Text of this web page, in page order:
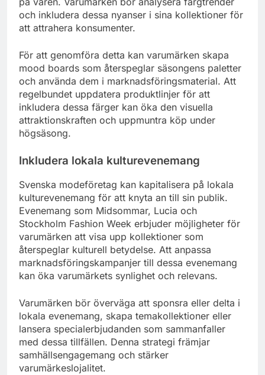
och inkludera dessa nyanser i sina kollektioner för
att attrahera konsumenter.
För att genomföra detta kan varumärken skapa
mood boards som återspeglar säsongens paletter
och använda dem i marknadsföringsmaterial. Att
regelbundet uppdatera produktlinjer för att
inkludera dessa färger kan öka den visuella
attraktionskraften och uppmuntra köp under
högsäsong.
Inkludera lokala kulturevenemang
Svenska modeföretag kan kapitalisera på lokala
kulturevenemang för att knyta an till sin publik.
Evenemang som Midsommar, Lucia och
Stockholm Fashion Week erbjuder möjligheter för
varumärken att visa upp kollektioner som
återspeglar kulturell betydelse. Att anpassa
marknadsföringskampanjer till dessa evenemang
kan öka varumärkets synlighet och relevans.
Varumärken bör överväga att sponsra eller delta i
lokala evenemang, skapa temakollektioner eller
lansera specialerbjudanden som sammanfaller
med dessa tillfällen. Denna strategi främjar
samhällsengagemang och stärker
varumärkeslojalitet.